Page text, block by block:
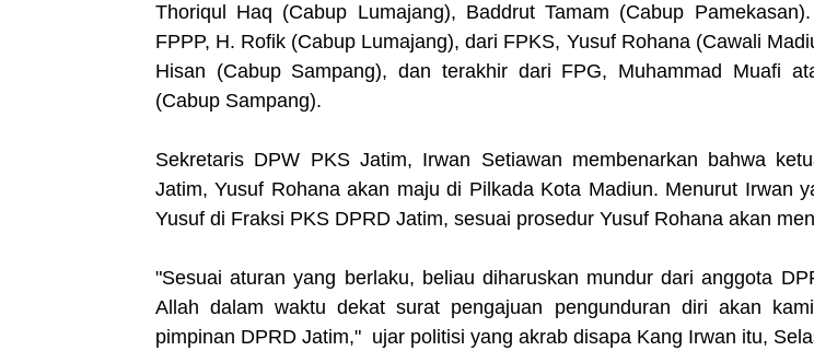
Thoriqul Haq (Cabup Lumajang), Baddrut Tamam (Cabup
FPPP, H. Rofik (Cabup Lumajang), dari FPKS, Yusuf Rohana (Cawali
Hisan (Cabup Sampang), dan terakhir dari FPG, Muhammad Muafi
(Cabup Sampang).
Sekretaris DPW PKS Jatim, Irwan Setiawan membenarkan bahwa
Jatim, Yusuf Rohana akan maju di Pilkada Kota Madiun. Menurut Irwan
Yusuf di Fraksi PKS DPRD Jatim, sesuai prosedur Yusuf Rohana akan
"Sesuai aturan yang berlaku, beliau diharuskan mundur dari anggota
Allah dalam waktu dekat surat pengajuan pengunduran diri akan
pimpinan DPRD Jatim," ujar politisi yang akrab disapa Kang Irwan itu,